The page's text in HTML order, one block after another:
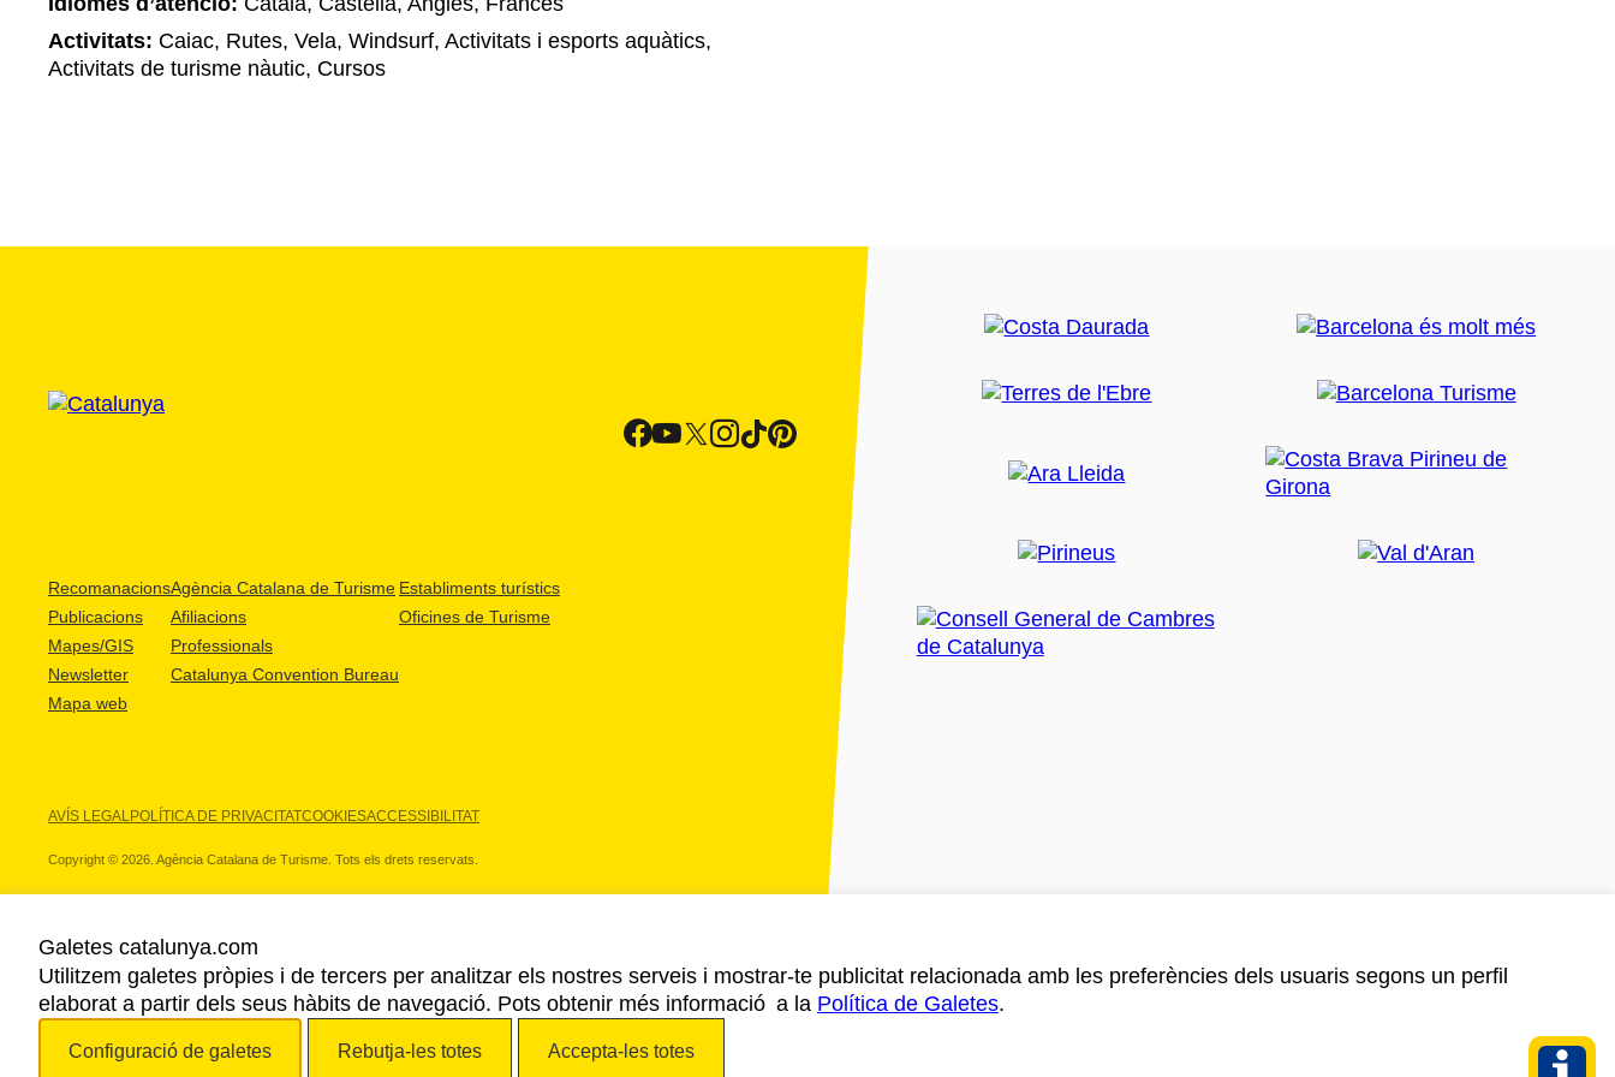
Activitats: Caiac, Rutes, Vela, Windsurf, Activitats i esports aquàtics,
Activitats de turisme nàutic, Cursos
Recomanacions
Publicacions
Mapes/GIS
Newsletter
Mapa web
Agència Catalana de Turisme
Afiliacions
Professionals
Catalunya Convention Bureau
Establiments turístics
Oficines de Turisme
AVÍS LEGALPOLÍTICA DE PRIVACITATCOOKIESACCESSIBILITAT
Copyright © 2026. Agència Catalana de Turisme. Tots els drets reservats.
ELS NOSTRES PARTNERS
Galetes catalunya.com
Utilitzem galetes pròpies i de tercers per analitzar els nostres serveis i mostrar-te publicitat relacionada amb les preferències dels usuaris segons un perfil
elaborat a partir dels seus hàbits de navegació. Pots obtenir més informació a la Política de Galetes.
Configuració de galetes Rebutja-les totes Accepta-les totes